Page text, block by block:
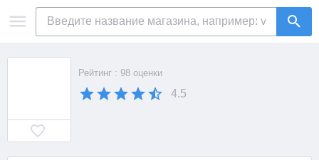
Рейтинг : 98 оценки
4.5